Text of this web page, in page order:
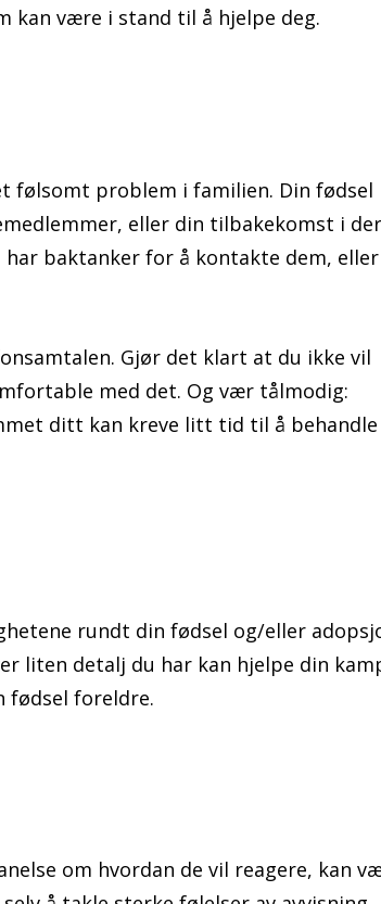
kan være i stand til å hjelpe deg.
følsomt problem i familien. Din fødsel
eller din tilbakekomst i
har baktanker for å kontakte dem,
Gjør det klart at du ikke vil
med det. Og vær tålmodig:
ditt kan kreve litt tid til å behandle
rundt din fødsel og/eller
liten detalj du har kan hjelpe din
fødsel foreldre.
om hvordan de vil reagere, kan